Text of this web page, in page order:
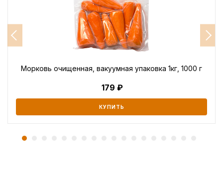
Морковь очищенная, вакуумная упаковка 1кг, 1000 г
179
КУПИТЬ